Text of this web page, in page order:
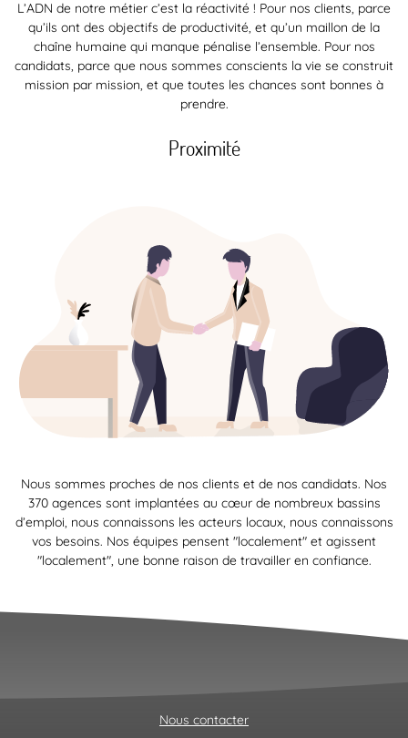
L’ADN de notre métier c’est la réactivité ! Pour nos clients, parce
qu’ils ont des objectifs de productivité, et qu’un maillon de la
chaîne humaine qui manque pénalise l’ensemble. Pour nos
candidats, parce que nous sommes conscients la vie se construit
mission par mission, et que toutes les chances sont bonnes à
prendre.
Proximité
Nous sommes proches de nos clients et de nos candidats. Nos
370 agences sont implantées au cœur de nombreux bassins
d’emploi, nous connaissons les acteurs locaux, nous connaissons
vos besoins. Nos équipes pensent "localement" et agissent
"localement", une bonne raison de travailler en confiance.
Nous contacter